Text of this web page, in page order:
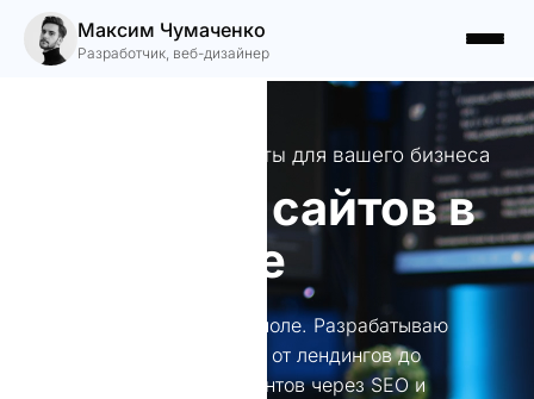
Максим Чумаченко
Разработчик, веб-дизайнер
Создаю уникальные сайты для вашего бизнеса
Создание сайтов в
Тирасполе
Создание сайтов в Тирасполе. Разрабатываю
уникальные веб-решения: от лендингов до
порталов, привлекая клиентов через SEO и